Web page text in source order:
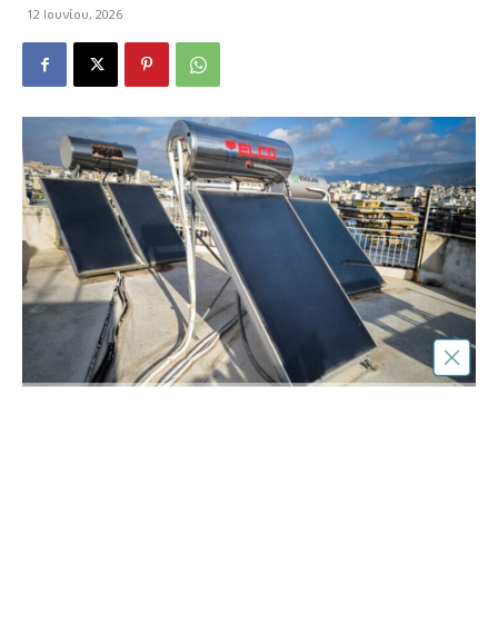
12 Ιουνίου, 2026